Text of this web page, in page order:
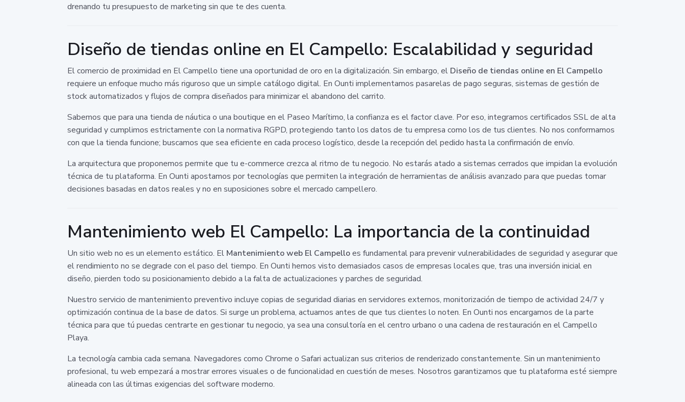
drenando tu presupuesto de marketing sin que te des cuenta.
Diseño de tiendas online en El Campello: Escalabilidad y seguridad
El comercio de proximidad en El Campello tiene una oportunidad de oro en la digitalización. Sin embargo, el Diseño de tiendas online en El Campello
requiere un enfoque mucho más riguroso que un simple catálogo digital. En Ounti implementamos pasarelas de pago seguras, sistemas de gestión de
stock automatizados y flujos de compra diseñados para minimizar el abandono del carrito.
Sabemos que para una tienda de náutica o una boutique en el Paseo Marítimo, la confianza es el factor clave. Por eso, integramos certificados SSL de alta
seguridad y cumplimos estrictamente con la normativa RGPD, protegiendo tanto los datos de tu empresa como los de tus clientes. No nos conformamos
con que la tienda funcione; buscamos que sea eficiente en cada proceso logístico, desde la recepción del pedido hasta la confirmación de envío.
La arquitectura que proponemos permite que tu e-commerce crezca al ritmo de tu negocio. No estarás atado a sistemas cerrados que impidan la evolución
técnica de tu plataforma. En Ounti apostamos por tecnologías que permiten la integración de herramientas de análisis avanzado para que puedas tomar
decisiones basadas en datos reales y no en suposiciones sobre el mercado campellero.
Mantenimiento web El Campello: La importancia de la continuidad
Un sitio web no es un elemento estático. El Mantenimiento web El Campelloes fundamental para prevenir vulnerabilidades de seguridad y asegurar que
el rendimiento no se degrade con el paso del tiempo. En Ounti hemos visto demasiados casos de empresas locales que, tras una inversión inicial en
diseño, pierden todo su posicionamiento debido a la falta de actualizaciones y parches de seguridad.
Nuestro servicio de mantenimiento preventivo incluye copias de seguridad diarias en servidores externos, monitorización de tiempo de actividad 24/7 y
optimización continua de la base de datos. Si surge un problema, actuamos antes de que tus clientes lo noten. En Ounti nos encargamos de la parte
técnica para que tú puedas centrarte en gestionar tu negocio, ya sea una consultoría en el centro urbano o una cadena de restauración en el Campello
Playa.
La tecnología cambia cada semana. Navegadores como Chrome o Safari actualizan sus criterios de renderizado constantemente. Sin un mantenimiento
profesional, tu web empezará a mostrar errores visuales o de funcionalidad en cuestión de meses. Nosotros garantizamos que tu plataforma esté siempre
alineada con las últimas exigencias del software moderno.